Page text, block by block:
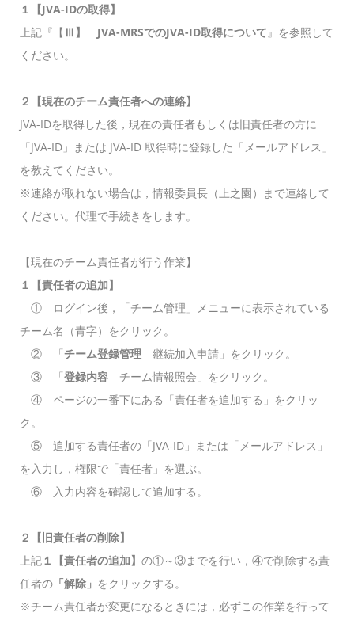
１【JVA-IDの取得】
上記『【 Ⅲ】 JVA-MRSでのJVA-ID取得について 』を参照して
ください。
２【現在のチーム責任者への連絡】
JVA-IDを取得した後，現在の責任者もしくは旧責任者の方に
「JVA-ID」または JVA-ID 取得時に登録した「メールアドレス」
を教えてください。
※連絡が取れない場合は，情報委員長（上之園）まで連絡して
ください。代理で手続きをします。
【現在のチーム責任者が行う作業】
１【責任者の追加】
① ログイン後，「チーム管理」メニューに表示されている
チーム名（青字）をクリック。
② 「チーム登録管理 継続加入申請」をクリック。
③ 「登録内容 チーム情報照会」をクリック。
④ ページの一番下にある「責任者を追加する」をクリッ
ク。
⑤ 追加する責任者の「JVA-ID」または「メールアドレス」
を入力し，権限で「責任者」を選ぶ。
⑥ 入力内容を確認して追加する。
２【旧責任者の削除】
上記 １【責任者の追加】 の①～③までを行い，④で削除する責
任者の 「解除」 をクリックする。
※チーム責任者が変更になるときには，必ずこの作業を行って